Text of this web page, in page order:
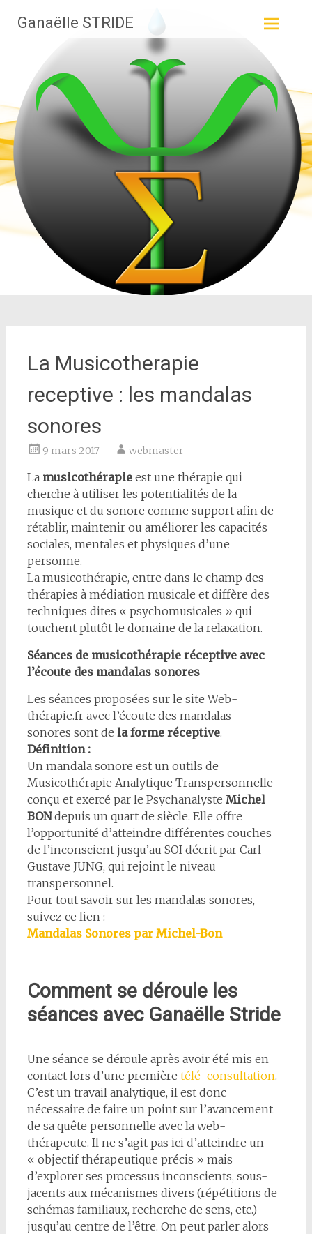
Ganaëlle STRIDE
Aller
au
principal
La Musicotherapie
receptive : les mandalas
sonores
9 mars 2017 webmaster
La musicothérapieest une thérapie qui
cherche à utiliser les potentialités de la
musique et du sonore comme support afin de
rétablir, maintenir ou améliorer les capacités
sociales, mentales et physiques d’une
personne.
La musicothérapie, entre dans le champ des
thérapies à médiation musicale et diffère des
techniques dites « psychomusicales » qui
touchent plutôt le domaine de la relaxation.
Séances de musicothérapie réceptive avec
l’écoute des mandalas sonores
Les séances proposées sur le site Web-
thérapie.fr avec l’écoute des mandalas
sonores sont de la forme réceptive.
Définition :
Un mandala sonore est un outils de
Musicothérapie Analytique Transpersonnelle
conçu et exercé par le Psychanalyste Michel
BONdepuis un quart de siècle. Elle offre
l’opportunité d’atteindre différentes couches
de l’inconscient jusqu’au SOI décrit par Carl
Gustave JUNG, qui rejoint le niveau
transpersonnel.
Pour tout savoir sur les mandalas sonores,
suivez ce lien :
Mandalas Sonores par Michel-Bon
Comment se déroule les
séances avec Ganaëlle Stride
Une séance se déroule après avoir été mis en
contact lors d’une première télé-consultation.
C’est un travail analytique, il est donc
nécessaire de faire un point sur l’avancement
de sa quête personnelle avec la web-
thérapeute. Il ne s’agit pas ici d’atteindre un
« objectif thérapeutique précis » mais
d’explorer ses processus inconscients, sous-
jacents aux mécanismes divers (répétitions de
schémas familiaux, recherche de sens, etc.)
jusqu’au centre de l’être. On peut parler alors